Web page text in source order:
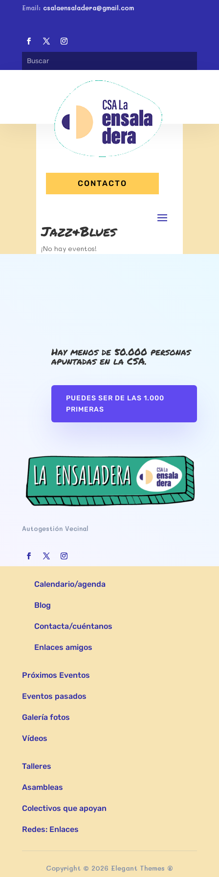
Email: csalaensaladera@gmail.com
CONTACTO
Jazz&Blues
¡No hay eventos!
Hay menos de 50.000 personas
apuntadas en la CSA.
PUEDES SER DE LAS 1.000
PRIMERAS
Autogestión Vecinal
Calendario/agenda
Blog
Contacta/cuéntanos
Enlaces amigos
Próximos Eventos
Eventos pasados
Galería fotos
Vídeos
Talleres
Asambleas
Colectivos que apoyan
Redes: Enlaces
Copyright © 2026 Elegant Themes ®